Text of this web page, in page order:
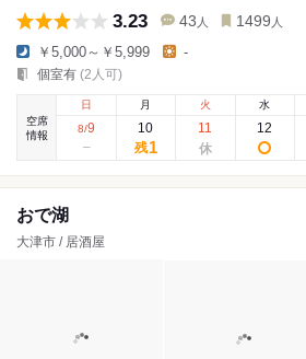
3.23 43 人 1499 人
￥5,000～￥5,999 -
個室有 (2人可)
空席
情報
日
8/9
月
10
残1
火
11
水
12
おで湖
大津市 / 居酒屋